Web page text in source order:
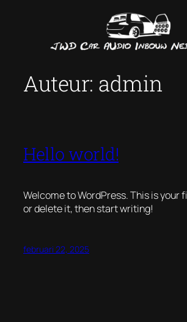
Auteur: admin
Hello world!
Welcome to WordPress. This is your
or delete it, then start writing!
februari 22, 2025